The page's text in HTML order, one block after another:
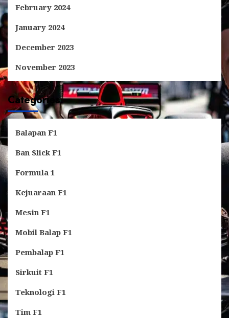
February 2024
January 2024
December 2023
November 2023
Categories
Balapan F1
Ban Slick F1
Formula 1
Kejuaraan F1
Mesin F1
Mobil Balap F1
Pembalap F1
Sirkuit F1
Teknologi F1
Tim F1